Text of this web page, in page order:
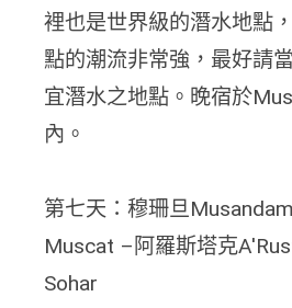
裡也是世界級的潛水地點
點的潮流非常強，最好請
宜潛水之地點。晚宿於
內。
第七天：穆珊旦
Muscat –阿羅斯塔克
Sohar